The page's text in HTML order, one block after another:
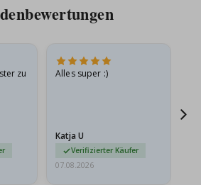
zu
Alles super :)
Katja U
Verifizierter Käufer
07.08.2026